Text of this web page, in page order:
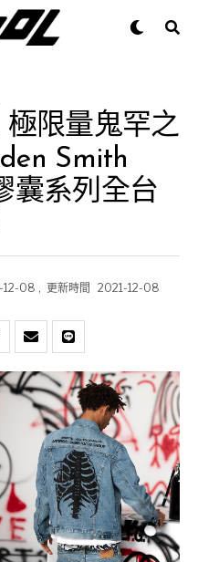
限量鬼罕之
Smith
囊系列全台
12-08 , 更新時間 2021-12-08